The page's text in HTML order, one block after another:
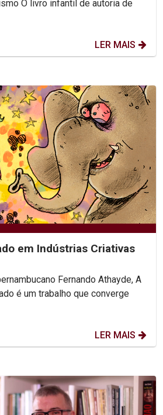
de
LER MAIS
em Indústrias Criativas
Fernando Athayde, A
é um trabalho que converge
LER MAIS